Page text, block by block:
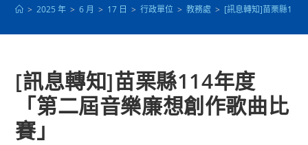
> 2025 年 > 6 月 > 17 日 > 行政單位 > 教務處 > [訊息轉知]苗栗縣114
[訊息轉知]苗栗縣114年度
「第二屆音樂廉想創作歌曲比
賽」